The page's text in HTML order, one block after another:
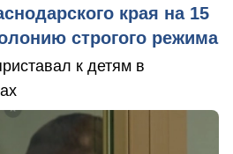
края на 15
строгого режима
к детям в